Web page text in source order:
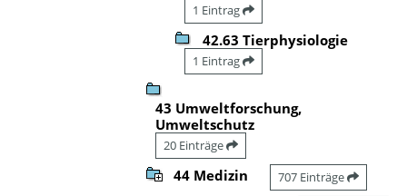
1 Eintrag
42.63 Tierphysiologie
1 Eintrag
43 Umweltforschung,
Umweltschutz
20 Einträge
44 Medizin 707 Einträge